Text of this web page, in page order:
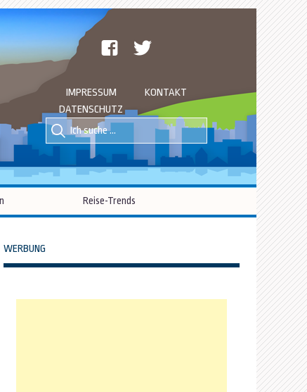
facebook
IMPRESSUM
KONTAKT
DATENSCHUTZ
Suche
nach::
Suche
nach:
Reise-Trends
WERBUNG